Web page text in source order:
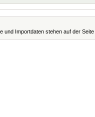
und Importdaten stehen auf der Seite